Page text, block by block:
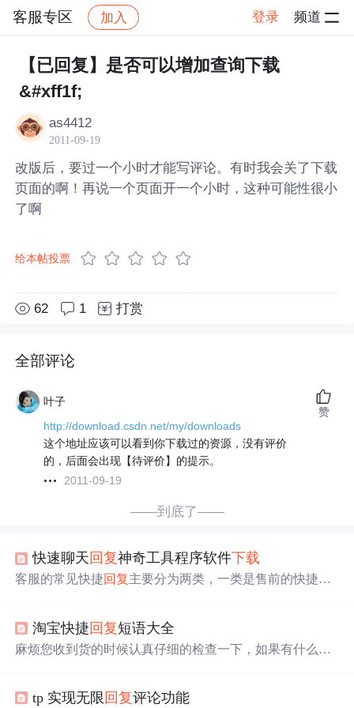
客服专区 加入 登录 频道
社区 客服专区 帖子详情
【已回复】是否可以增加查询下载
&#xff1f;
as4412
2011-09-19
改版后，要过一个小时才能写评论。有时我会关了下载
页面的啊！再说一个页面开一个小时，这种可能性很小
了啊
给本帖投票
62 1 打赏
全部评论
叶子
http://download.csdn.net/my/downloads
这个地址应该可以看到你下载过的资源，没有评价
的，后面会出现【待评价】的提示。
2011-09-19
赞
——到底了——
快速聊天 回复神奇工具程序软件下载
客服的常见快捷回复主要分为两类，一类是售前的快捷回
我们应该如何快捷 回复。售前及时响应客户，能抓住客户
不会轻易流失，因为客户在和你聊天的同时也会对比其他
影响店铺。 客服宝是一款兼容QQ、微信、千牛、咚咚等
淘宝快捷 回复短语大全
麻烦您收到货的时候认真仔细的检查一下，如果有什么问
注订阅一下我们家哈，有货了第一时间通知您哦！1.亲，
tp 实现无限 回复评论功能